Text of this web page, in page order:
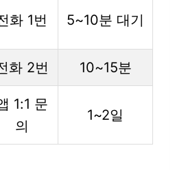
화 1번 5~10분 대기
화 2번 10~15분
1:1 문
의
1~2일